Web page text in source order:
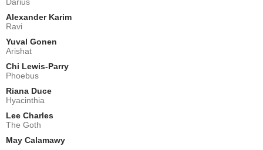
Alexander Karim
Ravi
Yuval Gonen
Arishat
Chi Lewis-Parry
Phoebus
Riana Duce
Hyacinthia
Lee Charles
The Goth
May Calamawy